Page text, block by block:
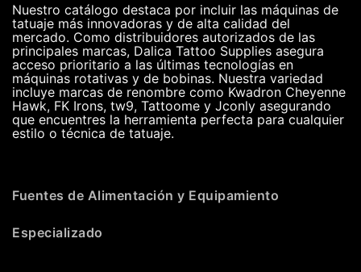
Nuestro catálogo destaca por incluir las máquinas de
tatuaje más innovadoras y de alta calidad del
mercado. Como distribuidores autorizados de las
principales marcas, Dalica Tattoo Supplies asegura
acceso prioritario a las últimas tecnologías en
máquinas rotativas y de bobinas. Nuestra variedad
incluye marcas de renombre como Kwadron Cheyenne
Hawk, FK Irons, tw9, Tattoome y Jconly asegurando
que encuentres la herramienta perfecta para cualquier
estilo o técnica de tatuaje.
Fuentes de Alimentación y Equipamiento
Especializado